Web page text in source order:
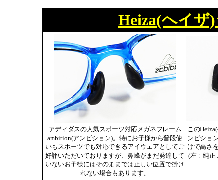
Heiza(ヘイザ
アディダスの人気スポーツ対応メガネフレーム
ambition(アンビション)。特にお子様から普段使
いもスポーツでも対応できるアイウェアとしてご
好評いただいておりますが、鼻峰がまだ発達して
いないお子様にはそのままでは正しい位置で掛け
れない場合もあります。
この
ンビショ
けで高さ
(左：純